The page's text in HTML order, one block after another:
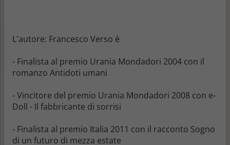
L'autore: Francesco Verso è
- Finalista al premio Urania Mondadori 2004 con il
romanzo Antidoti umani
- Vincitore del premio Urania Mondadori 2008 con e-
Doll - Il fabbricante di sorrisi
- Finalista al premio Italia 2011 con il racconto Sogno
di un futuro di mezza estate